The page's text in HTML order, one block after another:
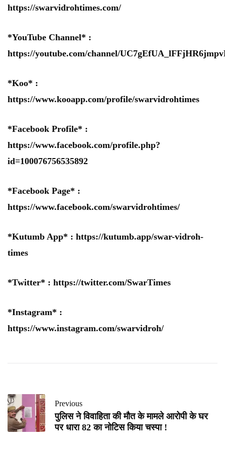
https://swarvidrohtimes.com/
*YouTube Channel* :
https://youtube.com/channel/
*Koo* :
https://www.kooapp.com/profile/swarvidrohtimes
*Facebook Profile* :
https://www.facebook.com/profile.php?
id=100076756535892
*Facebook Page* :
https://www.facebook.com/swarvidrohtimes/
*Kutumb App* : https://kutumb.app/swar-vidroh-
times
*Twitter* : https://twitter.com/SwarTimes
*Instagram* :
https://www.instagram.com/swarvidroh/
Previous
पुलिस ने विवाहिता की मौत के मामले आरोपी के घर
पर धारा 82 का नोटिस किया चस्पा !